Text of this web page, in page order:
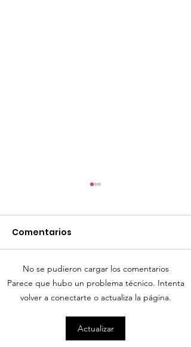
TourTravelynByFraveo
participó en la
capacitación vía
Comentarios
No se pudieron cargar los comentarios
Parece que hubo un problema técnico. Intenta
volver a conectarte o actualiza la página.
Actualizar